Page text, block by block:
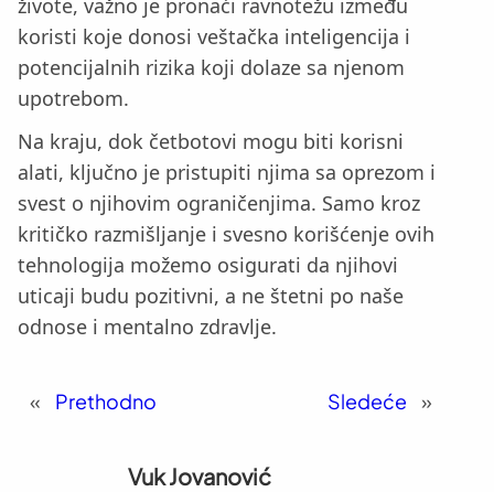
živote, važno je pronaći ravnotežu između
koristi koje donosi veštačka inteligencija i
potencijalnih rizika koji dolaze sa njenom
upotrebom.
Na kraju, dok četbotovi mogu biti korisni
alati, ključno je pristupiti njima sa oprezom i
svest o njihovim ograničenjima. Samo kroz
kritičko razmišljanje i svesno korišćenje ovih
tehnologija možemo osigurati da njihovi
uticaji budu pozitivni, a ne štetni po naše
odnose i mentalno zdravlje.
« Prethodno Sledeće »
Vuk Jovanović